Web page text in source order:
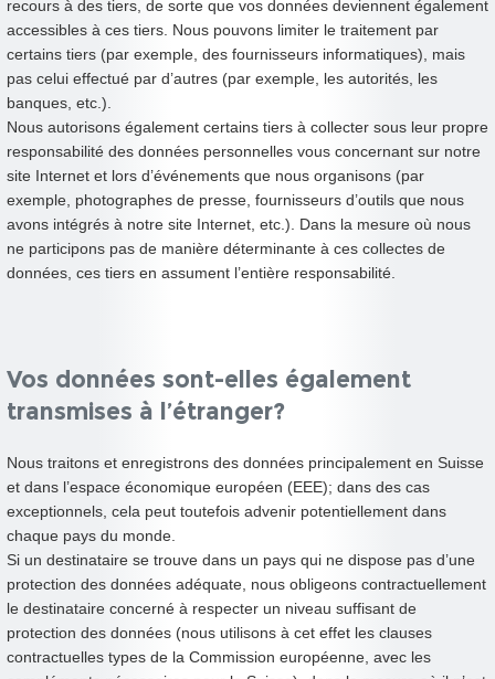
recours à des tiers, de sorte que vos données deviennent également
accessibles à ces tiers. Nous pouvons limiter le traitement par
certains tiers (par exemple, des fournisseurs informatiques), mais
pas celui effectué par d’autres (par exemple, les autorités, les
banques, etc.).
Nous autorisons également certains tiers à collecter sous leur propre
responsabilité des données personnelles vous concernant sur notre
site Internet et lors d’événements que nous organisons (par
exemple, photographes de presse, fournisseurs d’outils que nous
avons intégrés à notre site Internet, etc.). Dans la mesure où nous
ne participons pas de manière déterminante à ces collectes de
données, ces tiers en assument l’entière responsabilité.
Vos données sont-elles également
transmises à l’étranger?
Nous traitons et enregistrons des données principalement en Suisse
et dans l’espace économique européen (EEE); dans des cas
exceptionnels, cela peut toutefois advenir potentiellement dans
chaque pays du monde.
Si un destinataire se trouve dans un pays qui ne dispose pas d’une
protection des données adéquate, nous obligeons contractuellement
le destinataire concerné à respecter un niveau suffisant de
protection des données (nous utilisons à cet effet les clauses
contractuelles types de la Commission européenne, avec les